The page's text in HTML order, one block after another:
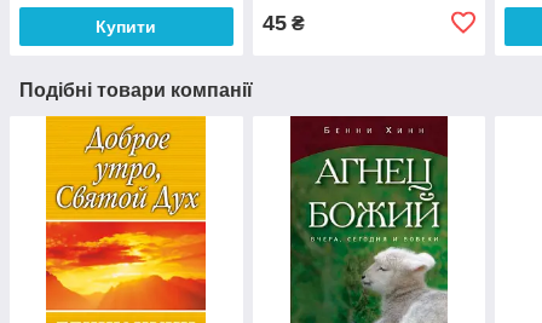
Купити 45₴
Подібні товари компанії